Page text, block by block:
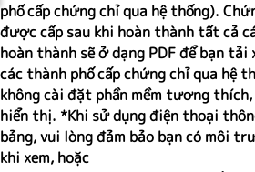
phố cấp chứng chỉ qua hệ thống).
được cấp sau khi hoàn thành tất cả
hoàn thành sẽ ở dạng PDF để bạn tải
các thành phố cấp chứng chỉ qua hệ
không cài đặt phần mềm tương
hiển thị. *Khi sử dụng điện thoại
bảng, vui lòng đảm bảo bạn có môi
khi xem, hoặc